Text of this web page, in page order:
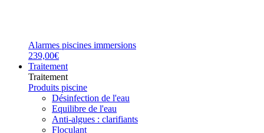
Alarmes piscines immersions
239,00€
Traitement
Traitement
Produits piscine
Désinfection de l'eau
Equilibre de l'eau
Anti-algues : clarifiants
Floculant